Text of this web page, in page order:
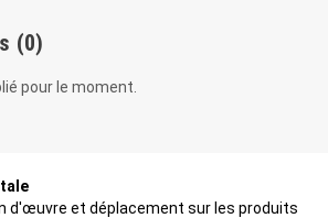
(0)
pour le moment.
d'œuvre et déplacement sur les produits